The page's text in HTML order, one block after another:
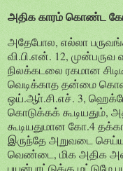
அதிக காரம் கொண்ட
அதேபோல, எல்லா
வி.பி.என். 12,
நிலக்கடலை ரகமான
வெடிக்காத தன்மை
ஒய்.ஆா்.சி.எச். 3,
கொடுக்கக் கூடியதும்,
கூடியதுமான கோ.4
இருந்தே அறுவடை
வெண்டை, மிக அதிக
பயன்பாட்டுக்கு மட்டுமே